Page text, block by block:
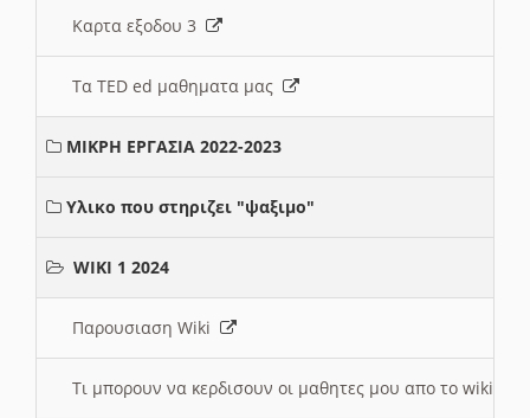
Καρτα εξοδου 3
Τα TED ed μαθηματα μας
ΜΙΚΡΗ ΕΡΓΑΣΙΑ 2022-2023
Υλικο που στηριζει "ψαξιμο"
WIKI 1 2024
Παρουσιαση Wiki
Τι μπορουν να κερδισουν οι μαθητες μου απο το wiki